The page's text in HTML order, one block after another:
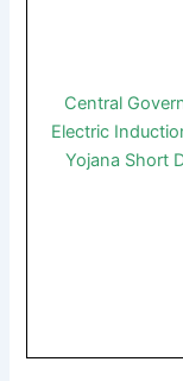
Central
Electric
Yojana Short